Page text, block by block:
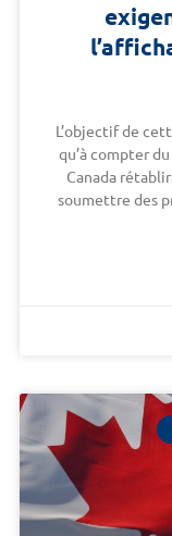
L’objectif de
qu’à compter
Canada
soumettre des